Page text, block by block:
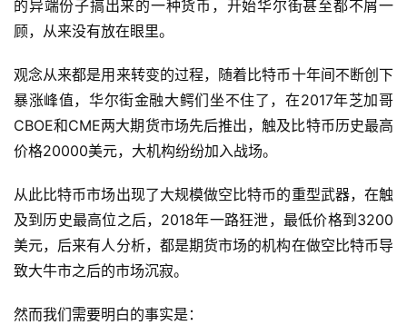
的异端份子搞出来的一种货币，开始华尔街甚至都不屑一
顾，从来没有放在眼里。
观念从来都是用来转变的过程，随着比特币十年间不断创下
暴涨峰值，华尔街金融大鳄们坐不住了，在2017年芝加哥
CBOE和CME两大期货市场先后推出，触及比特币历史最高
价格20000美元，大机构纷纷加入战场。
从此比特币市场出现了大规模做空比特币的重型武器，在触
及到历史最高位之后，2018年一路狂泄，最低价格到3200
美元，后来有人分析，都是期货市场的机构在做空比特币导
致大牛市之后的市场沉寂。
然而我们需要明白的事实是：